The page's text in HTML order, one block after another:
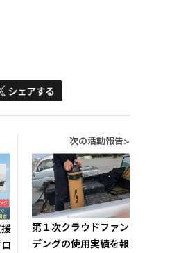
第１次クラウドファン
デングの使用実績を報
次の活動報告>